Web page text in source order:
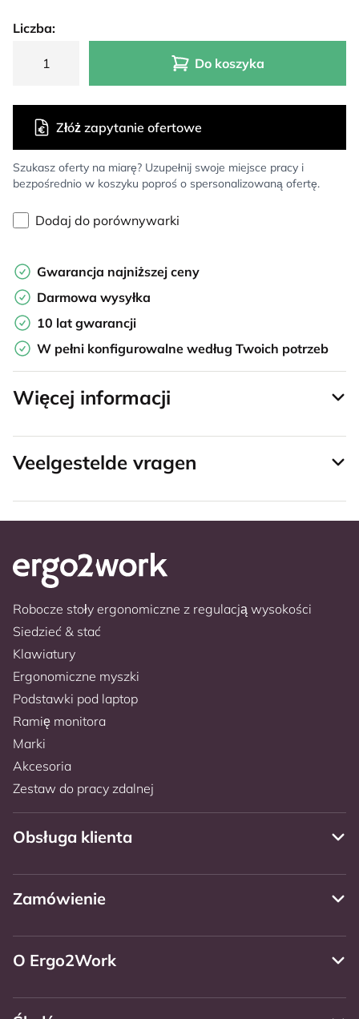
Liczba:
Do koszyka
Szukasz oferty na miarę? Uzupełnij swoje miejsce pracy i
bezpośrednio w koszyku poproś o spersonalizowaną ofertę.
Złóż zapytanie ofertowe
Dodaj do porównywarki
Gwarancja najniższej ceny
Darmowa wysyłka
10 lat gwarancji
W pełni konfigurowalne według Twoich potrzeb
Więcej informacji
Veelgestelde vragen
Robocze stoły ergonomiczne z regulacją wysokości
Siedzieć & stać
Klawiatury
Ergonomiczne myszki
Podstawki pod laptop
Ramię monitora
Marki
Akcesoria
Zestaw do pracy zdalnej
Obsługa klienta
Zamówienie
O Ergo2Work